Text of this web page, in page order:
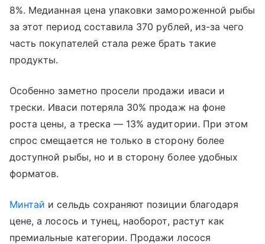
8%. Медианная цена упаковки замороженной рыбы
за этот период составила 370 рублей, из-за чего
часть покупателей стала реже брать такие
продукты.
Особенно заметно просели продажи иваси и
трески. Иваси потеряла 30% продаж на фоне
роста цены, а треска — 13% аудитории. При этом
спрос смещается не только в сторону более
доступной рыбы, но и в сторону более удобных
форматов.
Минтай и сельдь сохраняют позиции благодаря
цене, а лосось и тунец, наоборот, растут как
премиальные категории. Продажи лосося